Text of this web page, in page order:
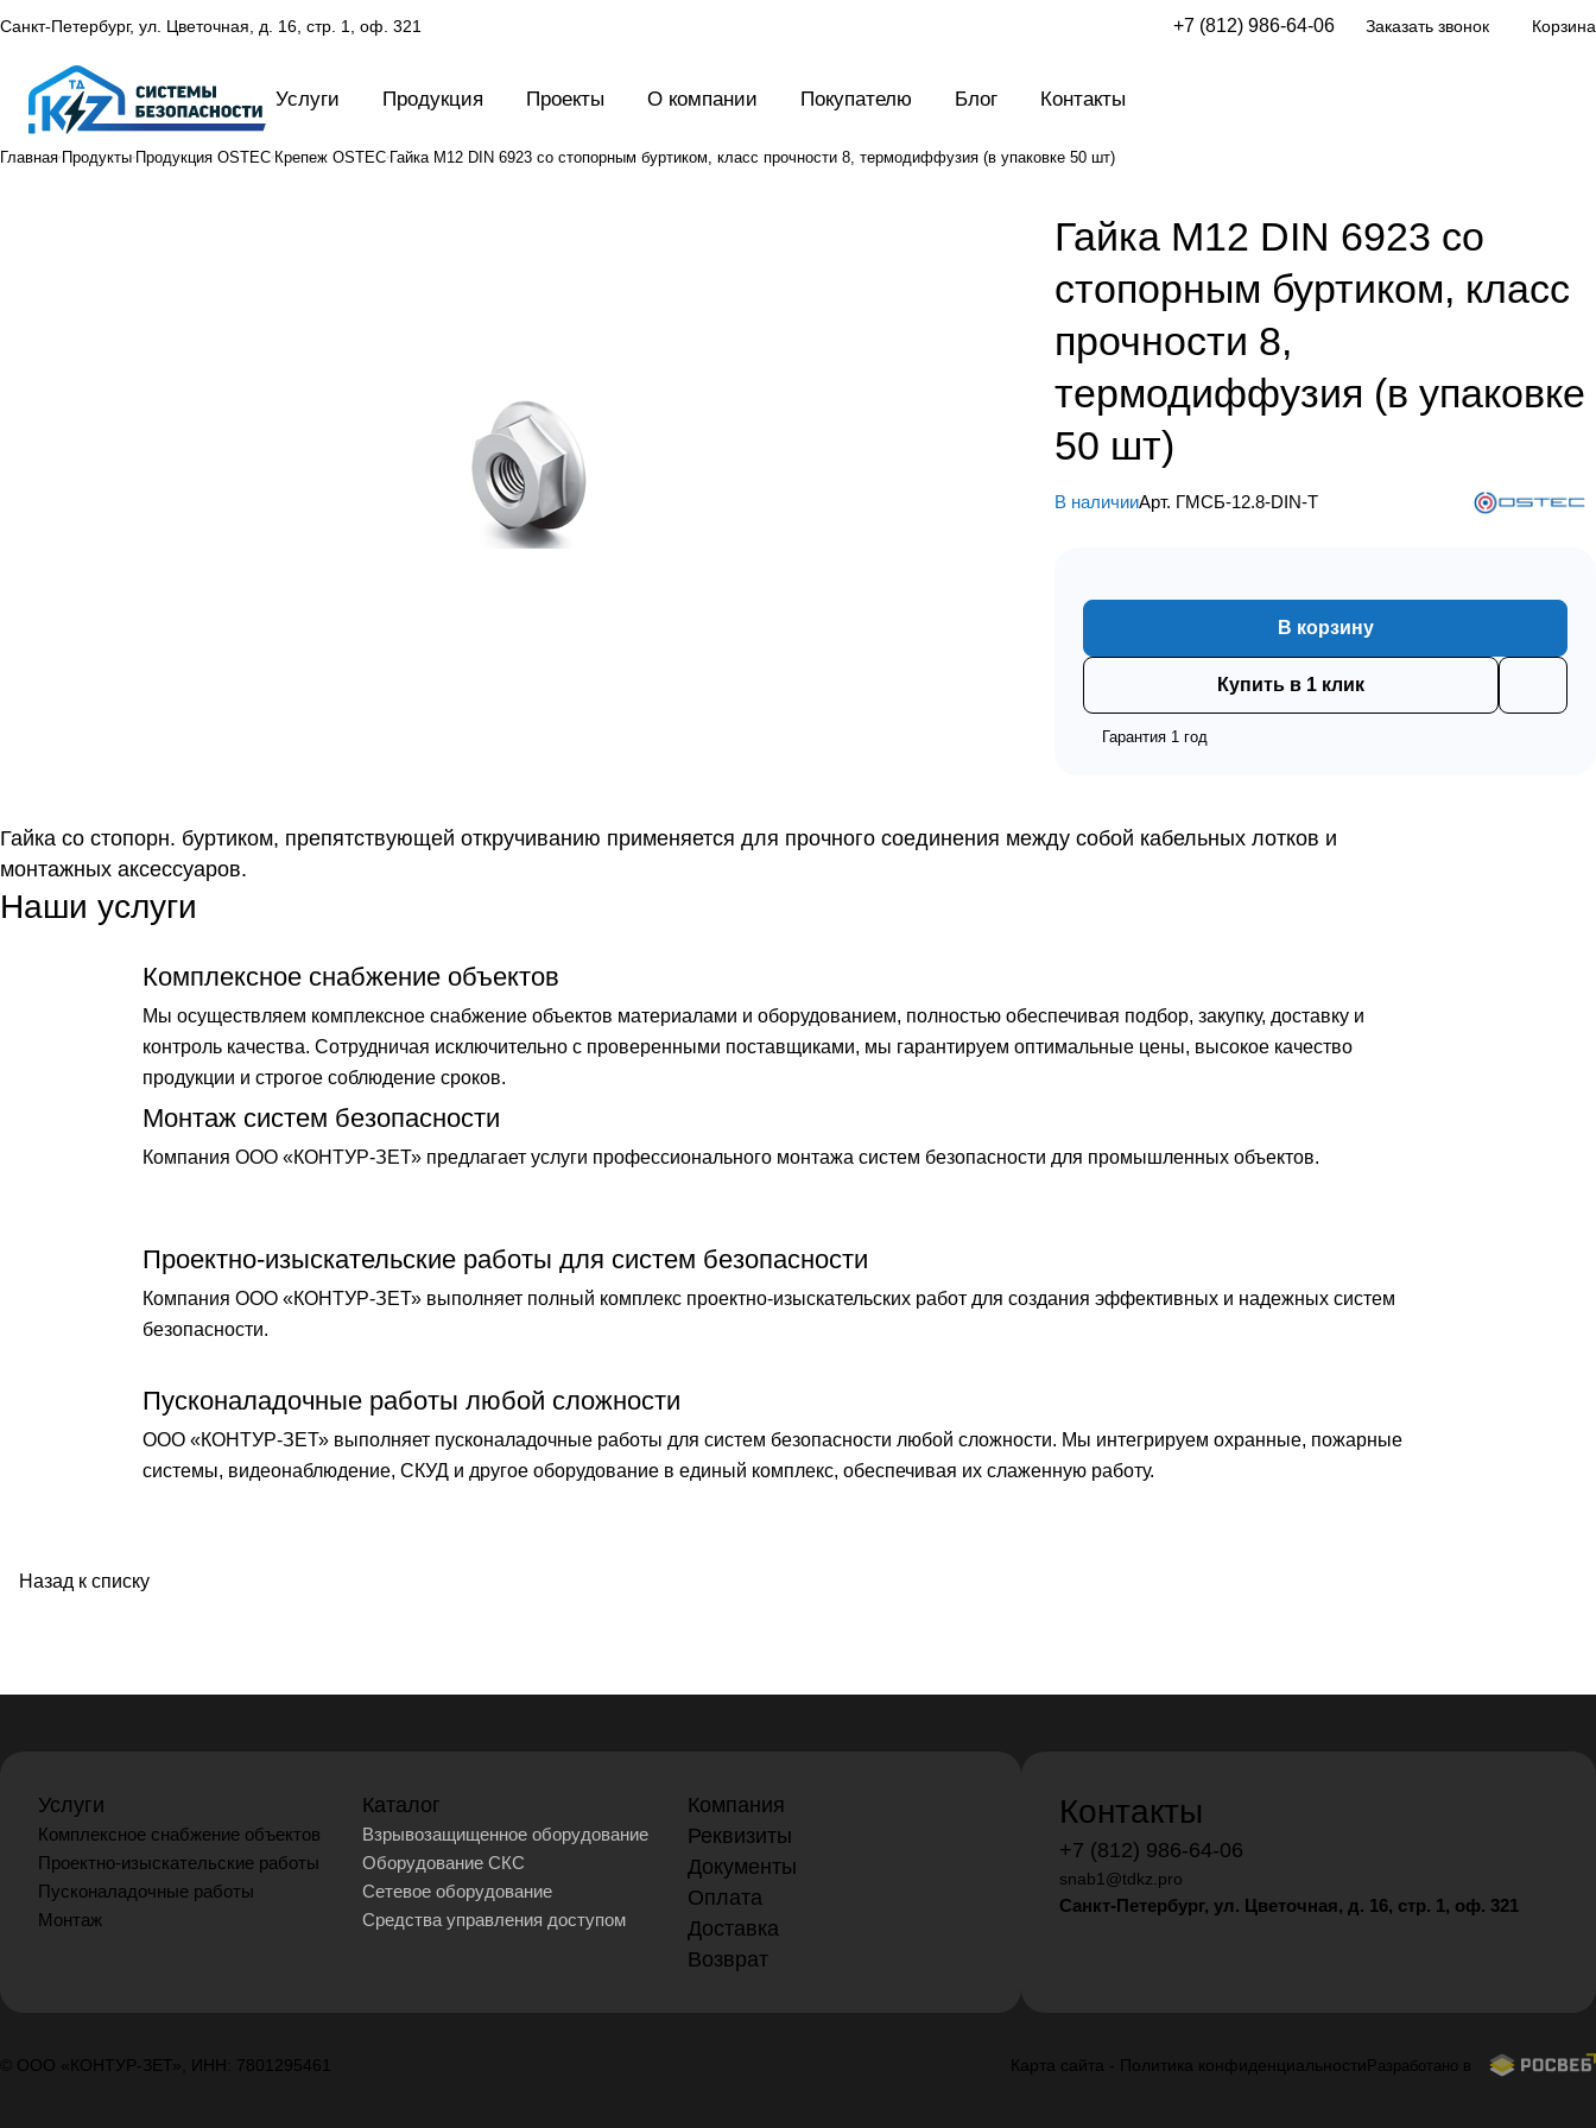
Санкт-Петербург, ул. Цветочная, д. 16, стр. 1, оф. 321 +7 (812) 986-64-06 Заказать звонок Корзина
Услуги Продукция Проекты О компании Покупателю Блог Контакты
Главная Продукты Продукция OSTEC Крепеж OSTEC Гайка М12 DIN 6923 со стопорным буртиком, класс прочности 8, термодиффузия (в упаковке 50 шт)
Гайка М12 DIN 6923 со
стопорным буртиком, класс
прочности 8,
термодиффузия (в упаковке
50 шт)
В наличииАрт. ГМСБ-12.8-DIN-Т
В корзину
Купить в 1 клик
Гарантия 1 год
Гайка со стопорн. буртиком, препятствующей откручиванию применяется для прочного соединения между собой кабельных лотков и
монтажных аксессуаров.
Наши услуги
Комплексное снабжение объектов
Мы осуществляем комплексное снабжение объектов материалами и оборудованием, полностью обеспечивая подбор, закупку, доставку и
контроль качества. Сотрудничая исключительно с проверенными поставщиками, мы гарантируем оптимальные цены, высокое качество
продукции и строгое соблюдение сроков.
Монтаж систем безопасности
Компания ООО «КОНТУР-ЗЕТ» предлагает услуги профессионального монтажа систем безопасности для промышленных объектов.
Проектно-изыскательские работы для систем безопасности
Компания ООО «КОНТУР-ЗЕТ» выполняет полный комплекс проектно-изыскательских работ для создания эффективных и надежных систем
безопасности.
Пусконаладочные работы любой сложности
ООО «КОНТУР-ЗЕТ» выполняет пусконаладочные работы для систем безопасности любой сложности. Мы интегрируем охранные, пожарные
системы, видеонаблюдение, СКУД и другое оборудование в единый комплекс, обеспечивая их слаженную работу.
Назад к списку
Услуги
Комплексное снабжение объектов
Проектно-изыскательские работы
Пусконаладочные работы
Монтаж
Каталог
Взрывозащищенное оборудование
Оборудование СКС
Сетевое оборудование
Средства управления доступом
Компания
Реквизиты
Документы
Оплата
Доставка
Возврат
Контакты
+7 (812) 986-64-06
snab1@tdkz.pro
Санкт-Петербург, ул. Цветочная, д. 16, стр. 1, оф. 321
© ООО «КОНТУР-ЗЕТ», ИНН: 7801295461 Карта сайта - Политика конфиденциальности Разработано в